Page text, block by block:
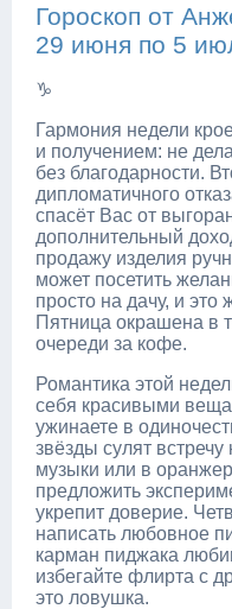
Гороскоп от
29 июня по 5
♑
Гармония недели
и получением: не
без благодарности.
дипломатичного
спасёт Вас от
дополнительный
продажу изделия
может посетить
просто на дачу, и это
Пятница окрашена в
очереди за кофе.
Романтика этой
себя красивыми
ужинаете в
звёзды сулят встречу
музыки или в
предложить
укрепит доверие.
написать любовное
карман пиджака
избегайте флирта с
это ловушка.